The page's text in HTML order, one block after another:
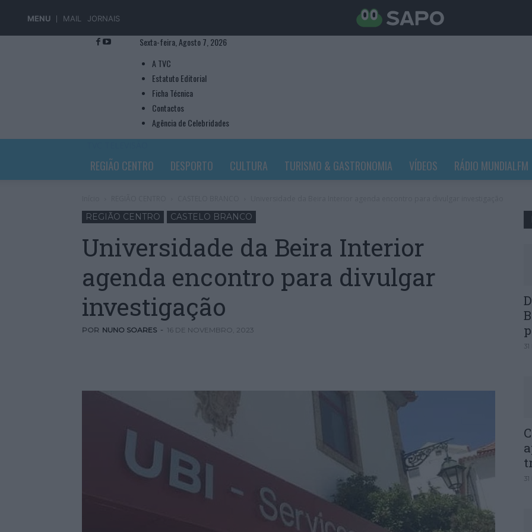
MENU MAIL JORNAIS
Sexta-feira, Agosto 7, 2026
A TVC
Estatuto Editorial
Ficha Técnica
Contactos
Agência de Celebridades
REGIÃO CENTRO DESPORTO CULTURA TURISMO & GASTRONOMIA VÍDEOS RÁDIO MUNDIALFM
REGIÃO CENTRO CASTELO BRANCO
Universidade da Beira Interior
agenda encontro para divulgar
investigação
POR NUNO SOARES - 16 DE NOVEMBRO, 2023